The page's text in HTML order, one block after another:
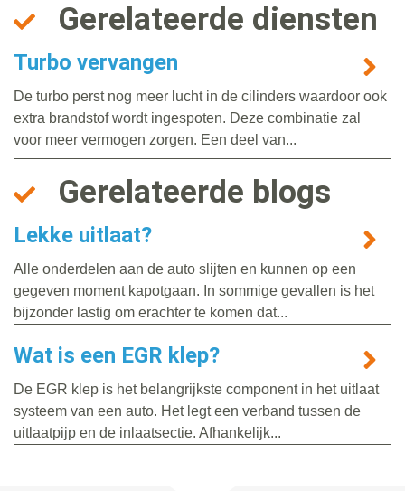
Gerelateerde diensten
Turbo vervangen
De turbo perst nog meer lucht in de cilinders waardoor ook
extra brandstof wordt ingespoten. Deze combinatie zal
voor meer vermogen zorgen. Een deel van...
Gerelateerde blogs
Lekke uitlaat?
Alle onderdelen aan de auto slijten en kunnen op een
gegeven moment kapotgaan. In sommige gevallen is het
bijzonder lastig om erachter te komen dat...
Wat is een EGR klep?
De EGR klep is het belangrijkste component in het uitlaat
systeem van een auto. Het legt een verband tussen de
uitlaatpijp en de inlaatsectie. Afhankelijk...